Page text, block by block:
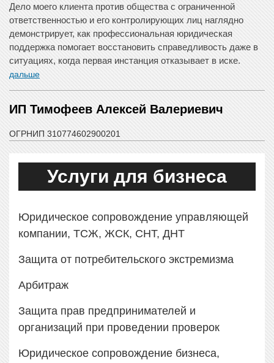
Дело моего клиента против общества с ограниченной
ответственностью и его контролирующих лиц наглядно
демонстрирует, как профессиональная юридическая
поддержка помогает восстановить справедливость даже в
ситуациях, когда первая инстанция отказывает в иске.
дальше
ИП Тимофеев Алексей Валериевич
ОГРНИП 310774602900201
Услуги для бизнеса
Юридическое сопровождение управляющей
компании, ТСЖ, ЖСК, СНТ, ДНТ
Защита от потребительского экстремизма
Арбитраж
Защита прав предпринимателей и
организаций при проведении проверок
Юридическое сопровождение бизнеса,